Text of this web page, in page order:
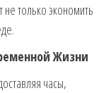
только экономить
Жизни
часы,